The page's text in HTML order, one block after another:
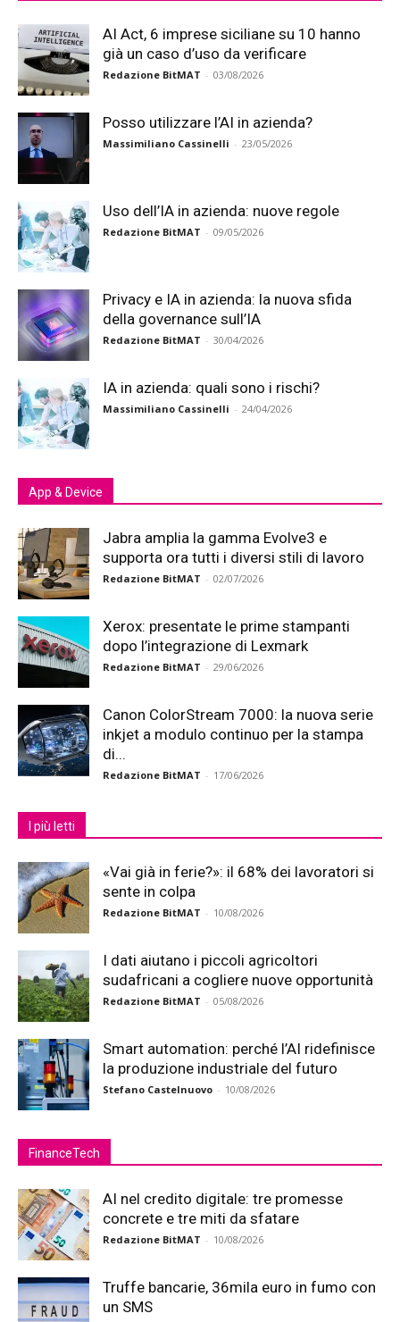
AI Act, 6 imprese siciliane su 10 hanno
già un caso d’uso da verificare
Redazione BitMAT - 03/08/2026
Posso utilizzare l’AI in azienda?
Massimiliano Cassinelli - 23/05/2026
Uso dell’IA in azienda: nuove regole
Redazione BitMAT - 09/05/2026
Privacy e IA in azienda: la nuova sfida
della governance sull’IA
Redazione BitMAT - 30/04/2026
IA in azienda: quali sono i rischi?
Massimiliano Cassinelli - 24/04/2026
App & Device
Jabra amplia la gamma Evolve3 e
supporta ora tutti i diversi stili di lavoro
Redazione BitMAT - 02/07/2026
Xerox: presentate le prime stampanti
dopo l’integrazione di Lexmark
Redazione BitMAT - 29/06/2026
Canon ColorStream 7000: la nuova serie
inkjet a modulo continuo per la stampa
di...
Redazione BitMAT - 17/06/2026
I più letti
«Vai già in ferie?»: il 68% dei lavoratori si
sente in colpa
Redazione BitMAT - 10/08/2026
I dati aiutano i piccoli agricoltori
sudafricani a cogliere nuove opportunità
Redazione BitMAT - 05/08/2026
Smart automation: perché l’AI ridefinisce
la produzione industriale del futuro
Stefano Castelnuovo - 10/08/2026
FinanceTech
AI nel credito digitale: tre promesse
concrete e tre miti da sfatare
Redazione BitMAT - 10/08/2026
Truffe bancarie, 36mila euro in fumo con
un SMS